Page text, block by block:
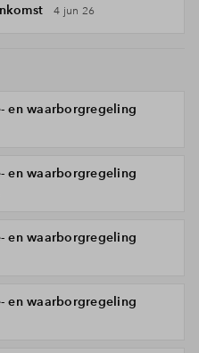
4 jun 26
en waarborgregeling
en waarborgregeling
en waarborgregeling
en waarborgregeling